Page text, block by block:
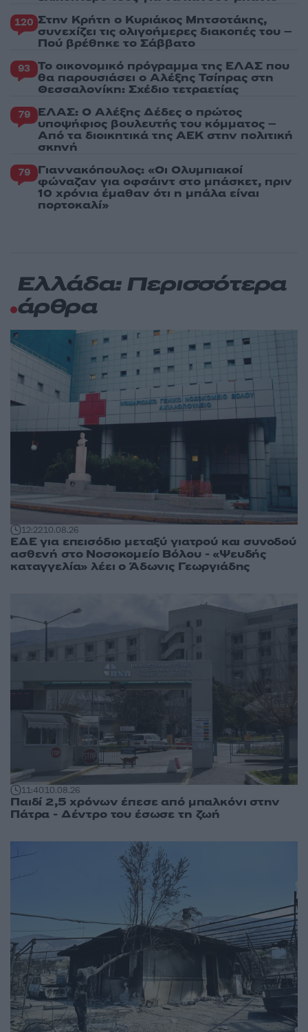
120 Στην Κρήτη ο Κυριάκος Μητσοτάκης,
συνεχίζει τις ολιγοήμερες διακοπές του –
Πού βρέθηκε το Σάββατο
93 Το οικονομικό πρόγραμμα της ΕΛΑΣ που
θα παρουσιάσει ο Αλέξης Τσίπρας στη
Θεσσαλονίκη: Σχέδιο τετραετίας
79 ΕΛΑΣ: Ο Αλέξης Δέδες ο πρώτος
υποψήφιος βουλευτής του κόμματος –
Από τα διοικητικά της ΑΕΚ στην πολιτική
σκηνή
79 Γιαννακόπουλος: «Οι Ολυμπιακοί
φώναζαν για οφσάιντ στο μπάσκετ, πριν
10 χρόνια έμαθαν ότι η μπάλα είναι
πορτοκαλί»
Ελλάδα: Περισσότερα
άρθρα
12:2210.08.26
ΕΔΕ για επεισόδιο μεταξύ γιατρού και συνοδού
ασθενή στο Νοσοκομείο Βόλου - «Ψευδής
καταγγελία» λέει ο Άδωνις Γεωργιάδης
11:4010.08.26
Παιδί 2,5 χρόνων έπεσε από μπαλκόνι στην
Πάτρα - Δέντρο του έσωσε τη ζωή